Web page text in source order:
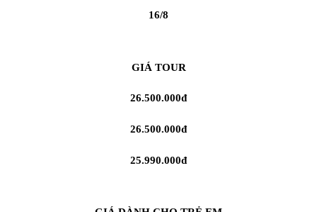
16/8
GIÁ TOUR
26.500.000đ
26.500.000đ
25.990.000đ